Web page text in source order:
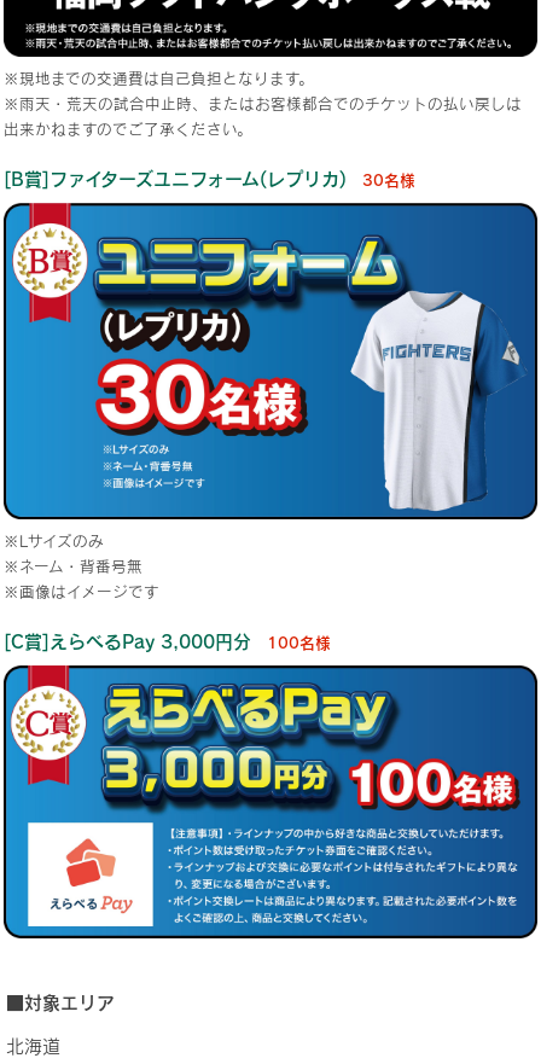
※現地までの交通費は自己負担となります。
※雨天・荒天の試合中止時、またはお客様都合でのチケットの払い戻しは
出来かねますのでご了承ください。
[B賞]ファイターズユニフォーム(レプリカ) 30名様
※Lサイズのみ
※ネーム・背番号無
※画像はイメージです
[C賞]えらべるPay 3,000円分 100名様
■対象エリア
北海道